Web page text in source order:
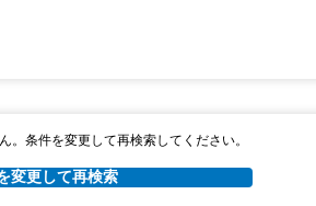
。条件を変更して再検索してください。
変更して再検索